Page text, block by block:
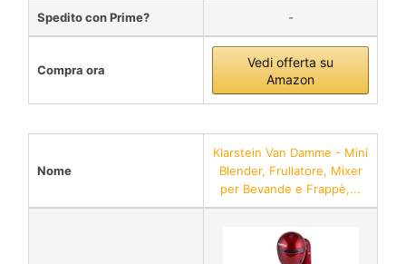
Spedito con Prime? -
Compra ora
Vedi offerta su
Amazon
Nome
Klarstein Van Damme - Mini
Blender, Frullatore, Mixer
per Bevande e Frappè,...